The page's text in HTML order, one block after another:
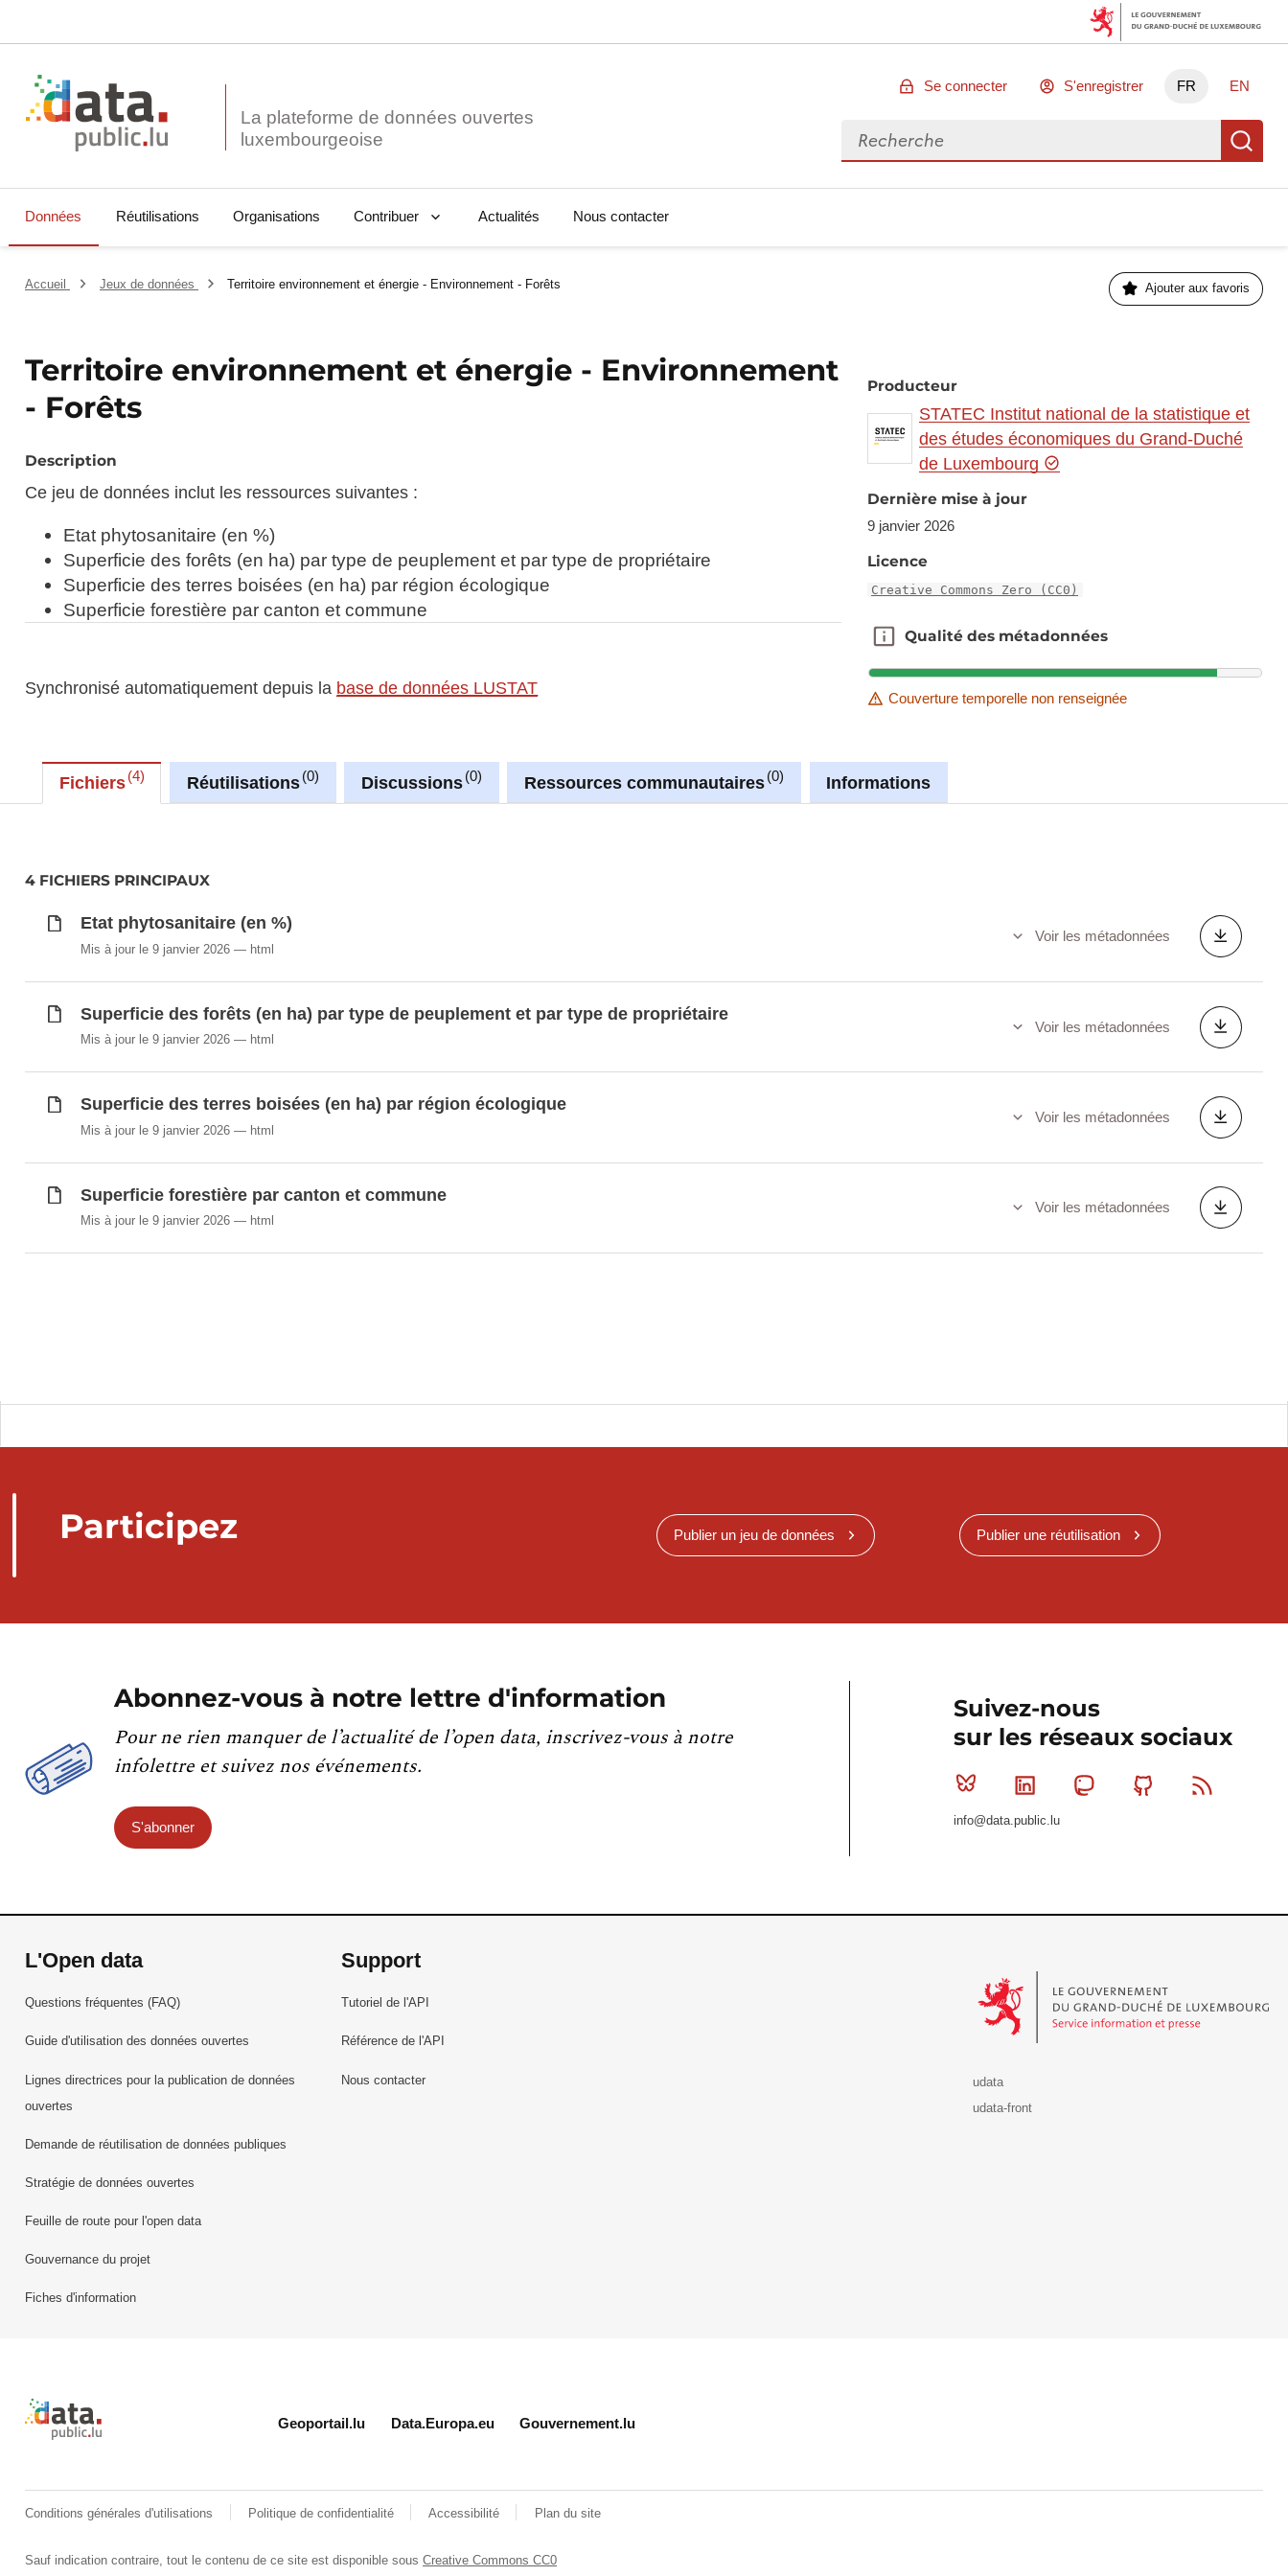
La plateforme de données ouvertes
Se connecter S'enregistrer FR EN
Rechercher des données
Données Réutilisations Organisations Contribuer Actualités Nous contacter
Accueil Jeux de données Territoire environnement et énergie - Environnement - Forêts Ajouter aux favoris
Territoire environnement et énergie - Environnement
- Forêts
Description
Ce jeu de données inclut les ressources suivantes :
Etat phytosanitaire (en %)
Superficie des forêts (en ha) par type de peuplement et par type de propriétaire
Superficie des terres boisées (en ha) par région écologique
Superficie forestière par canton et commune
Synchronisé automatiquement depuis la base de données LUSTAT
Producteur
STATEC Institut national de la statistique et
des études économiques du Grand-Duché
de Luxembourg
Dernière mise à jour
9 janvier 2026
Licence
Creative Commons Zero (CC0)
Qualité des métadonnées
Qualité des métadonnées
Couverture temporelle non renseignée
Fichiers 4 Réutilisations 0 Discussions 0 Ressources communautaires 0 Informations
4 FICHIERS PRINCIPAUX
Etat phytosanitaire (en %)
Mis à jour le 9 janvier 2026 html
Voir les métadonnées
Superficie des forêts (en ha) par type de peuplement et par type de propriétaire
Mis à jour le 9 janvier 2026 html
Voir les métadonnées
Superficie des terres boisées (en ha) par région écologique
Mis à jour le 9 janvier 2026 html
Voir les métadonnées
Superficie forestière par canton et commune
Mis à jour le 9 janvier 2026 html
Voir les métadonnées
Participez Publier un jeu de données Publier une réutilisation
Abonnez-vous à notre lettre d'information
Pour ne rien manquer de l’actualité de l’open data, inscrivez-vous à notre
infolettre et suivez nos événements.
S'abonner
Suivez-nous
sur les réseaux sociaux
Bluesky Linkedin MastodonGithub
info@data.public.lu
L'Open data
Questions fréquentes (FAQ)
Guide d'utilisation des données ouvertes
Lignes directrices pour la publication de données
ouvertes
Demande de réutilisation de données publiques
Stratégie de données ouvertes
Feuille de route pour l'open data
Gouvernance du projet
Fiches d'information
Support
Tutoriel de l'API
Référence de l'API
Nous contacter
udata
udata-front
Retour à l'accueil de data.public.lu
Geoportail.lu Data.Europa.eu Gouvernement.lu
Conditions générales d'utilisations Politique de confidentialité Accessibilité Plan du site
Sauf indication contraire, tout le contenu de ce site est disponible sousCreative Commons CC0